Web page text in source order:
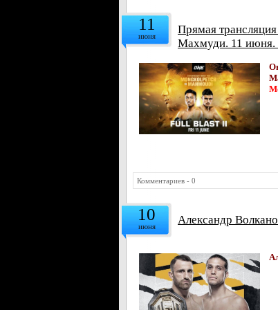
11
июня
Прямая
Махмуди. 11 июня.
Комментариев - 0
10
июня Александр